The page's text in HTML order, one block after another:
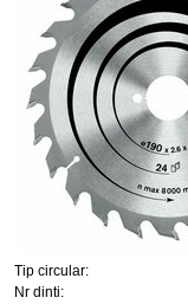
Tip circular:
Nr dinti: